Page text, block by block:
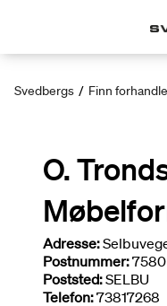
Svedbergs / Finn
O.
Adresse:
Postnummer:7580
Poststed:SELBU
Telefon:73817268